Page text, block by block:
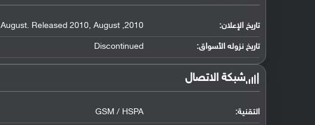
تاريخ الإعلان: 2010
,
August. Released 2010, August
تاريخ نزوله الأسواق: Discontinued
شبكة الاتصال
التقنية: GSM / HSPA